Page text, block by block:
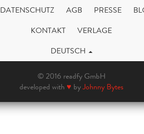
DATENSCHUTZ AGB PRESSE
KONTAKT
VERLAGE
DEUTSCH
© 2016 readfy GmbH
developed with ♥ byJohnny Bytes